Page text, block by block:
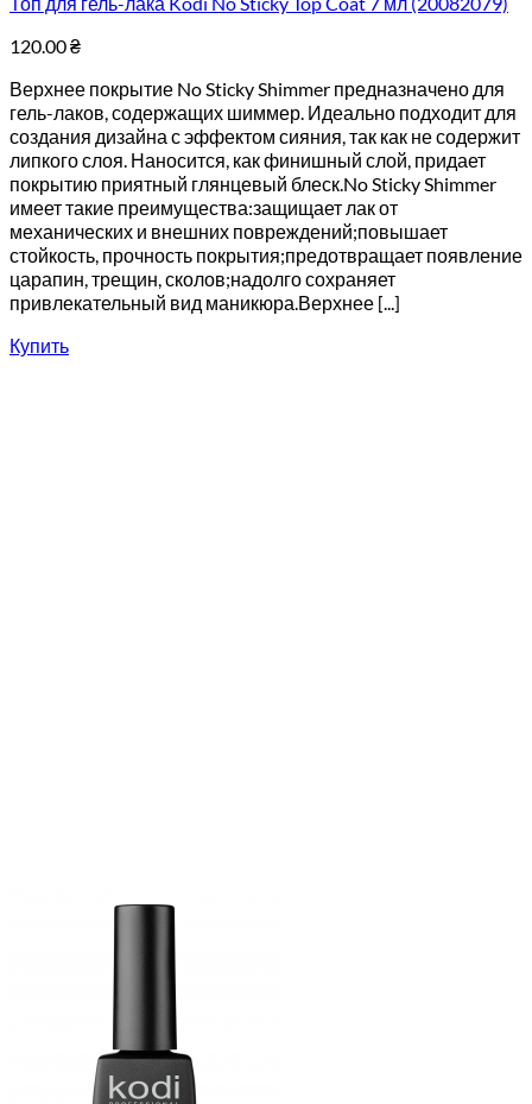
120.00₴
Верхнее покрытие No Sticky Shimmer предназначено для
гель-лаков, содержащих шиммер. Идеально подходит для
создания дизайна с эффектом сияния, так как не содержит
липкого слоя. Наносится, как финишный слой, придает
покрытию приятный глянцевый блеск.No Sticky Shimmer
имеет такие преимущества:защищает лак от
механических и внешних повреждений;повышает
стойкость, прочность покрытия;предотвращает появление
царапин, трещин, сколов;надолго сохраняет
привлекательный вид маникюра.Верхнее [...]
Купить